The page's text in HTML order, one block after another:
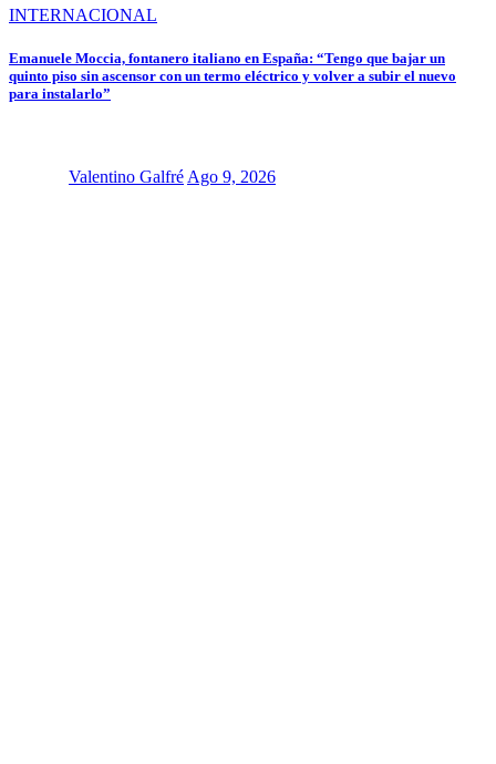
INTERNACIONAL
Emanuele Moccia, fontanero italiano en España: “Tengo que bajar un
quinto piso sin ascensor con un termo eléctrico y volver a subir el nuevo
para instalarlo”
Valentino Galfré Ago 9, 2026